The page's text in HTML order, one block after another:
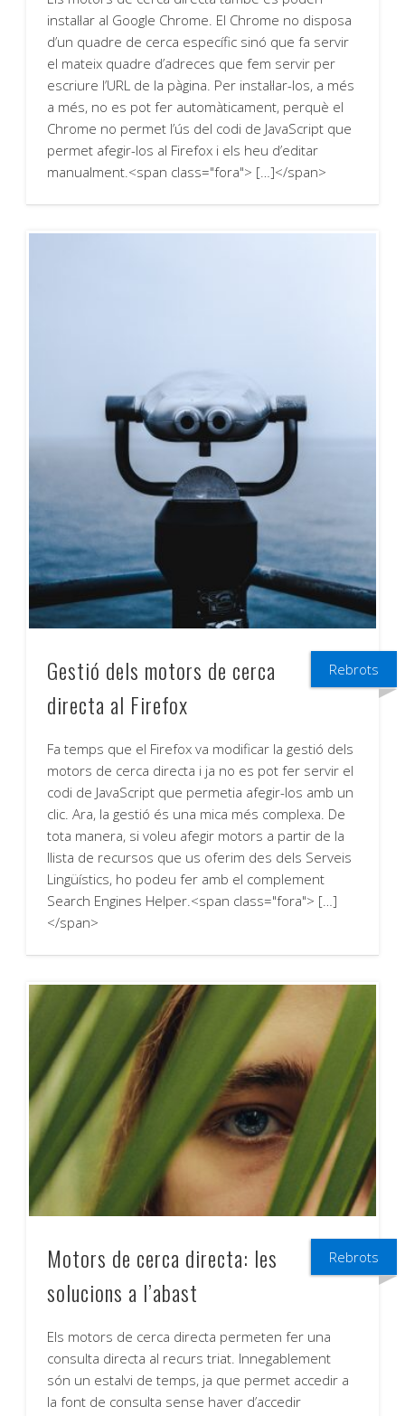
instal·lar al Google Chrome. El Chrome no disposa
d’un quadre de cerca específic sinó que fa servir
el mateix quadre d’adreces que fem servir per
escriure l’URL de la pàgina. Per instal·lar-los, a més
a més, no es pot fer automàticament, perquè el
Chrome no permet l’ús del codi de JavaScript que
permet afegir-los al Firefox i els heu d’editar
manualment.<span class="fora"> […]</span>
Rebrots
Gestió dels motors de cerca
directa al Firefox
Fa temps que el Firefox va modificar la gestió dels
motors de cerca directa i ja no es pot fer servir el
codi de JavaScript que permetia afegir-los amb un
clic. Ara, la gestió és una mica més complexa. De
tota manera, si voleu afegir motors a partir de la
llista de recursos que us oferim des dels Serveis
Lingüístics, ho podeu fer amb el complement
Search Engines Helper.<span class="fora"> […]
</span>
Rebrots
Motors de cerca directa: les
solucions a l’abast
Els motors de cerca directa permeten fer una
consulta directa al recurs triat. Innegablement
són un estalvi de temps, ja que permet accedir a
la font de consulta sense haver d’accedir